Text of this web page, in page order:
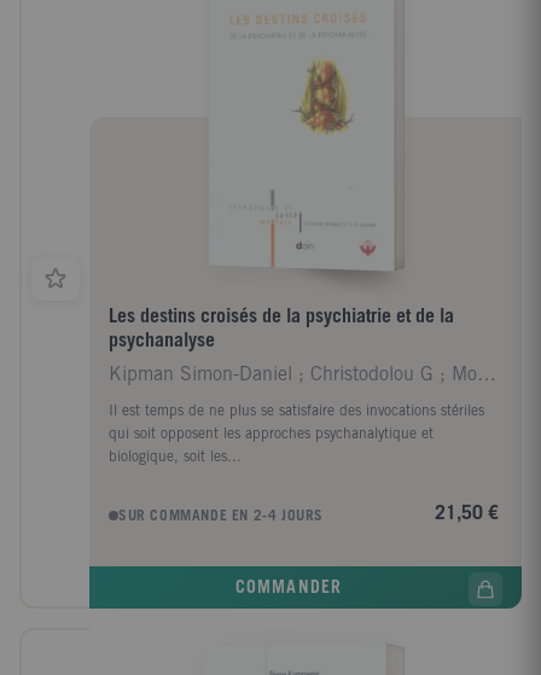
Les destins croisés de la psychiatrie et de la
psychanalyse
Kipman Simon-Daniel ; Christodolou G ; Montenegro
Il est temps de ne plus se satisfaire des invocations stériles
qui soit opposent les approches psychanalytique et
biologique, soit les...
SUR COMMANDE EN 2-4 JOURS 21,50 €
COMMANDER